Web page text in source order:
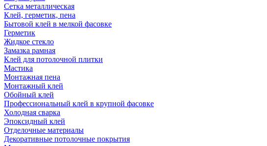
Сетка металлическая
Клей, герметик, пена
Бытовой клей в мелкой фасовке
Герметик
Жидкое стекло
Замазка рамная
Клей для потолочной плитки
Мастика
Монтажная пена
Монтажный клей
Обойный клей
Профессиональный клей в крупной фасовке
Холодная сварка
Эпоксидный клей
Отделочные материалы
Декоративные потолочные покрытия